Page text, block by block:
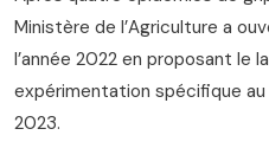
Ministère de l’Agriculture a
l’année 2022 en proposant le
expérimentation spécifique au
2023.